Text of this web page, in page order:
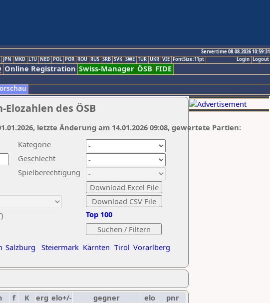
Servertime 08.08.2026 10:59:31
Logout
Login
JPN MKD LTU NED POL POR ROU RUS SRB SVK SWE TUR UKR VIE FontSize:11pt
Online Registration Swiss-Manager ÖSB FIDE
des ÖSB
Kategorie
Geschlecht
Spielberechtigung
Salzburg Steiermark Kärnten Tirol Vorarlberg
Top 100
letzte Änderung am 14.01.2026 09:08, gewertete Partien:
f K erg elo+/- gegner elo
pnr